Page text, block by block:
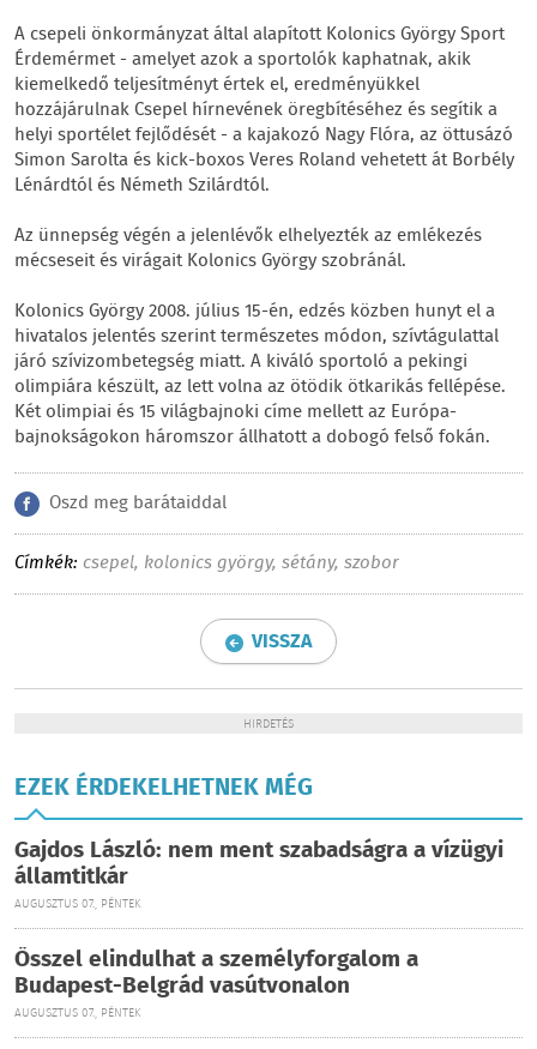
A csepeli önkormányzat által alapított Kolonics György Sport
Érdemérmet - amelyet azok a sportolók kaphatnak, akik
kiemelkedő teljesítményt értek el, eredményükkel
hozzájárulnak Csepel hírnevének öregbítéséhez és segítik a
helyi sportélet fejlődését - a kajakozó Nagy Flóra, az öttusázó
Simon Sarolta és kick-boxos Veres Roland vehetett át Borbély
Lénárdtól és Németh Szilárdtól.
Az ünnepség végén a jelenlévők elhelyezték az emlékezés
mécseseit és virágait Kolonics György szobránál.
Kolonics György 2008. július 15-én, edzés közben hunyt el a
hivatalos jelentés szerint természetes módon, szívtágulattal
járó szívizombetegség miatt. A kiváló sportoló a pekingi
olimpiára készült, az lett volna az ötödik ötkarikás fellépése.
Két olimpiai és 15 világbajnoki címe mellett az Európa-
bajnokságokon háromszor állhatott a dobogó felső fokán.
Oszd meg barátaiddal
Címkék: csepel, kolonics györgy, sétány, szobor
VISSZA
HIRDETÉS
EZEK ÉRDEKELHETNEK MÉG
Gajdos László: nem ment szabadságra a vízügyi
államtitkár
AUGUSZTUS 07., PÉNTEK
Ősszel elindulhat a személyforgalom a
Budapest-Belgrád vasútvonalon
AUGUSZTUS 07., PÉNTEK